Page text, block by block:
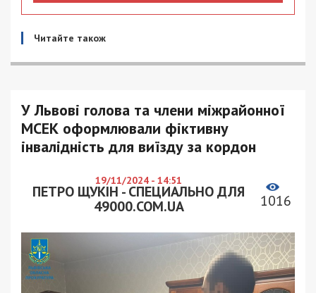
Читайте також
У Львові голова та члени міжрайонної
МСЕК оформлювали фіктивну
інвалідність для виїзду за кордон
19/11/2024 - 14:51
ПЕТРО ЩУКІН - СПЕЦИАЛЬНО ДЛЯ
49000.COM.UA
1016